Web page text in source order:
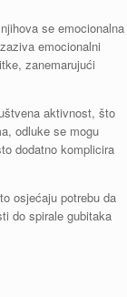
se emocionalna
emocionalni
zanemarujući
aktivnost, što
odluke se mogu
dodatno komplicira
osjećaju potrebu da
do spirale gubitaka